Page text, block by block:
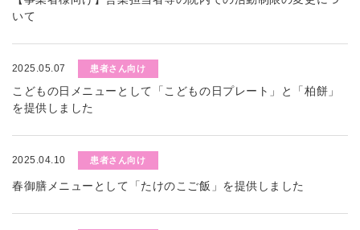
いて
2025.05.07 患者さん向け
こどもの日メニューとして「こどもの日プレート」と「柏餅」
を提供しました
2025.04.10 患者さん向け
春御膳メニューとして「たけのこご飯」を提供しました